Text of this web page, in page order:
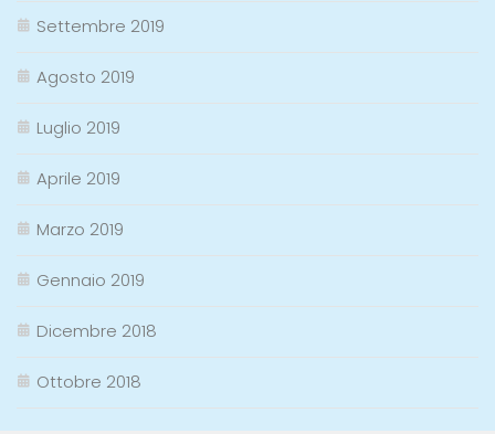
Settembre 2019
Agosto 2019
Luglio 2019
Aprile 2019
Marzo 2019
Gennaio 2019
Dicembre 2018
Ottobre 2018